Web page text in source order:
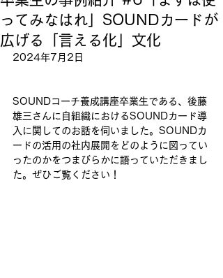
ってみなはれ」SOUNDカードが
広げる「言える化」文化
2024年7月2日
SOUNDコーチ養成講座卒業生である、後藤
雄三さんに自組織におけるSOUNDカード導
入に関してのお話を伺いました。 SOUNDカ
ードの活用の社内展開をどのように図ってい
ったのかをつまびらかに語っていただきまし
た。 ぜひご覧ください！